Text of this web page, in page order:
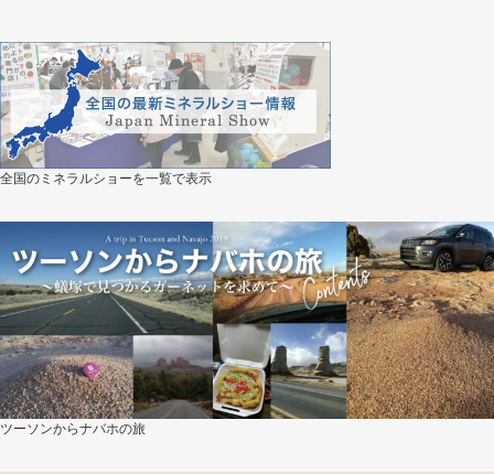
全国のミネラルショーを一覧で表示
ツーソンからナバホの旅